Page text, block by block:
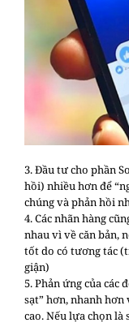
3. Đầu tư cho phần
hồi) nhiều hơn để
chúng và phản hồi
4. Các nhãn hàng
nhau vì về căn bản,
tốt do có tương tác
giận)
5. Phản ứng của các
sạt” hơn, nhanh
cao. Nếu lựa chọn là